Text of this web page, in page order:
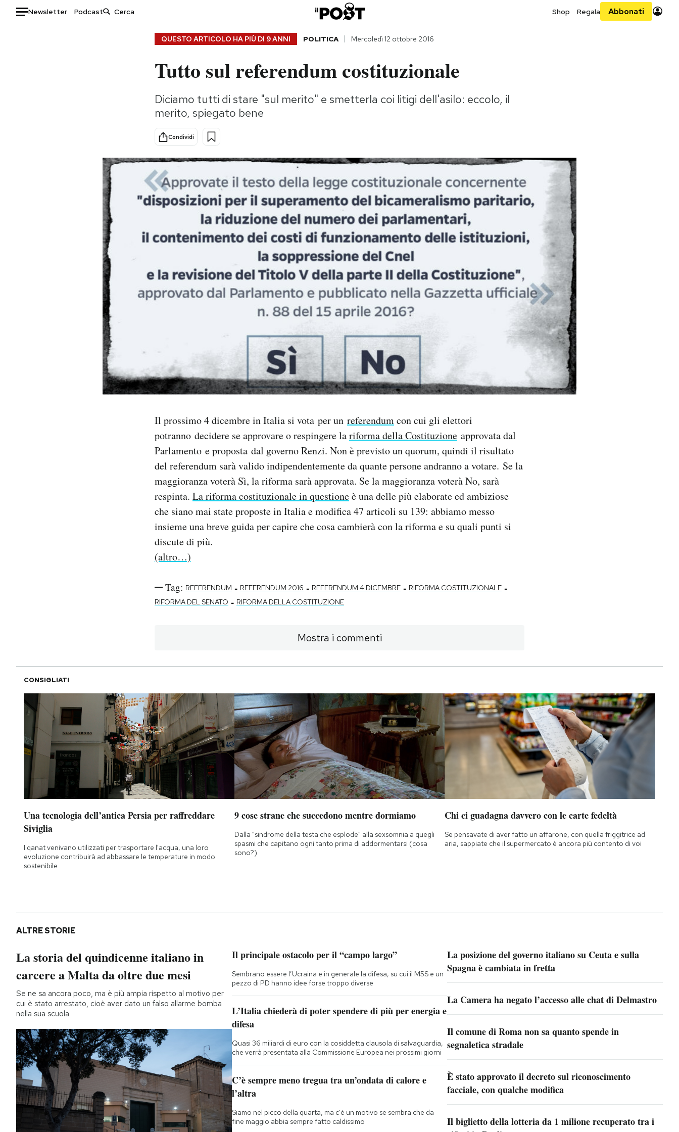
Newsletter Podcast Shop Regala Abbonati
Consumismi
Storie/Idee
Ok Boomer!
Media
Altrecose
Mondiali calcio 2026
QUESTO ARTICOLO HA PIÙ DI 9 ANNI POLITICA Mercoledì 12 ottobre 2016
Tutto sul referendum costituzionale
Diciamo tutti di stare "sul merito" e smetterla coi litigi dell'asilo: eccolo, il
merito, spiegato bene
Condividi
Il prossimo 4 dicembre in Italia si vota per un referendumcon cui gli elettori
potranno decidere se approvare o respingere lariforma della Costituzione approvata dal
Parlamento e proposta dal governo Renzi. Non è previsto un quorum, quindi il risultato
del referendum sarà valido indipendentemente da quante persone andranno a votare. Se la
maggioranza voterà Sì, la riforma sarà approvata. Se la maggioranza voterà No, sarà
respinta. La riforma costituzionale in questioneè una delle più elaborate ed ambiziose
che siano mai state proposte in Italia e modifica 47 articoli su 139: abbiamo messo
insieme una breve guida per capire che cosa cambierà con la riforma e su quali punti si
discute di più.
(altro…)
Tag: REFERENDUM - REFERENDUM 2016 - REFERENDUM 4 DICEMBRE - RIFORMA COSTITUZIONALE -
RIFORMA DEL SENATO - RIFORMA DELLA COSTITUZIONE
Mostra i commenti
CONSIGLIATI
Una tecnologia dell’antica Persia per raffreddare
Siviglia
I qanat venivano utilizzati per trasportare l'acqua, una loro
evoluzione contribuirà ad abbassare le temperature in modo
sostenibile
9 cose strane che succedono mentre dormiamo
Dalla "sindrome della testa che esplode" alla sexsomnia a quegli
spasmi che capitano ogni tanto prima di addormentarsi (cosa
sono?)
Chi ci guadagna davvero con le carte fedeltà
Se pensavate di aver fatto un affarone, con quella friggitrice ad
aria, sappiate che il supermercato è ancora più contento di voi
ALTRE STORIE
La storia del quindicenne italiano in
carcere a Malta da oltre due mesi
Se ne sa ancora poco, ma è più ampia rispetto al motivo per
cui è stato arrestato, cioè aver dato un falso allarme bomba
nella sua scuola
Il principale ostacolo per il “campo largo”
Sembrano essere l’Ucraina e in generale la difesa, su cui il M5S e un
pezzo di PD hanno idee forse troppo diverse
L’Italia chiederà di poter spendere di più per energia e
difesa
Quasi 36 miliardi di euro con la cosiddetta clausola di salvaguardia,
che verrà presentata alla Commissione Europea nei prossimi giorni
C’è sempre meno tregua tra un’ondata di calore e
l’altra
Siamo nel picco della quarta, ma c'è un motivo se sembra che da
fine maggio abbia sempre fatto caldissimo
La posizione del governo italiano su Ceuta e sulla
Spagna è cambiata in fretta
La Camera ha negato l’accesso alle chat di Delmastro
Il comune di Roma non sa quanto spende in
segnaletica stradale
È stato approvato il decreto sul riconoscimento
facciale, con qualche modifica
Il biglietto della lotteria da 1 milione recuperato tra i